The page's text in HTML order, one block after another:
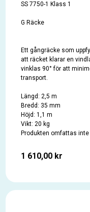
SS 7750-1 Klass 1
G Räcke
Ett gångräcke som
att räcket klarar en
vinklas 90° för att
transport.
Längd: 2,5 m
Bredd: 35 mm
Höjd: 1,1 m
Vikt: 20 kg
Produkten omfattas
1 610,00 kr